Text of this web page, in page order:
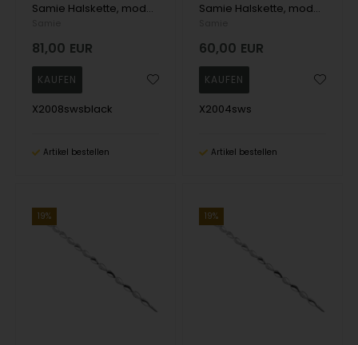
Samie Halskette, model X2008swsblack
81,00 EUR
X2008swsblack
Artikel bestellen
Samie Halskette, model X2004sws
60,00 EUR
X2004sws
Artikel bestellen
19% 19%